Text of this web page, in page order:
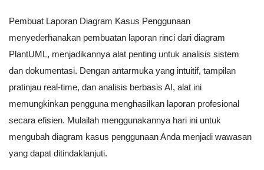
Pembuat Laporan Diagram Kasus Penggunaan
menyederhanakan pembuatan laporan rinci dari diagram
PlantUML, menjadikannya alat penting untuk analisis sistem
dan dokumentasi. Dengan antarmuka yang intuitif, tampilan
pratinjau real-time, dan analisis berbasis AI, alat ini
memungkinkan pengguna menghasilkan laporan profesional
secara efisien. Mulailah menggunakannya hari ini untuk
mengubah diagram kasus penggunaan Anda menjadi wawasan
yang dapat ditindaklanjuti.